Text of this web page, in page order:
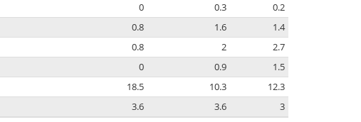
0 0.3
0.2
0.8 1.6
1.4
0.8 2
2.7
0 0.9
1.5
18.5 10.3
12.3
3.6 3.6 3